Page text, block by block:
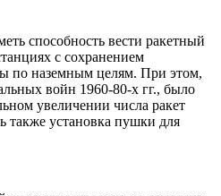
способность вести ракетный
с сохранением
по наземным целям. При этом,
войн 1960-80-х гг., было
увеличении числа ракет
также установка пушки для